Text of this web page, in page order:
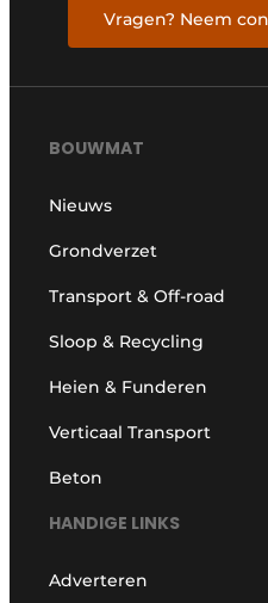
Vragen? Neem
BOUWMAT
Nieuws
Grondverzet
Transport & Off-road
Sloop & Recycling
Heien & Funderen
Verticaal Transport
Beton
HANDIGE LINKS
Adverteren